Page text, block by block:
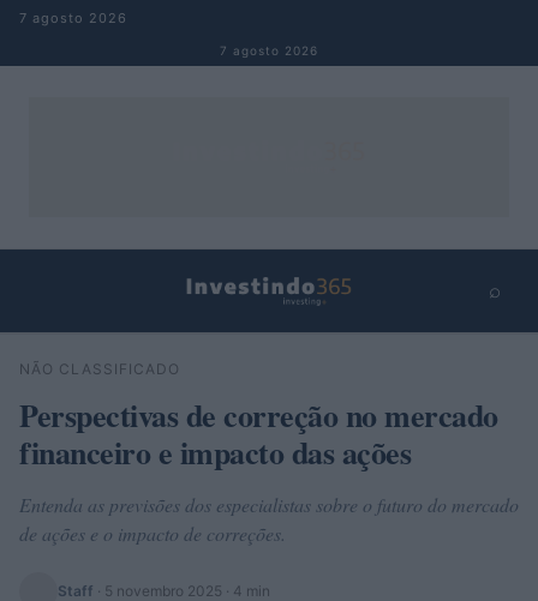
Pular para o conteúdo
7 agosto 2026
7 agosto 2026
⌕
Buscar
NÃO CLASSIFICADO
Perspectivas de correção no mercado
financeiro e impacto das ações
Entenda as previsões dos especialistas sobre o futuro do mercado
de ações e o impacto de correções.
Staff · 5 novembro 2025 · 4 min